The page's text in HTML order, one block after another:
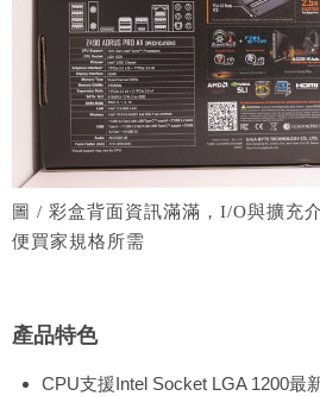
圖 / 彩盒背面資訊滿滿，I/O與擴充
便買家規格所需
產品特色
CPU支援Intel Socket LGA 1200最